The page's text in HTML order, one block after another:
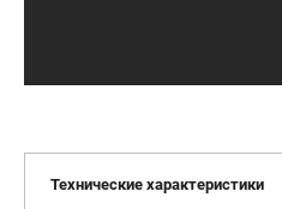
Технические характеристики